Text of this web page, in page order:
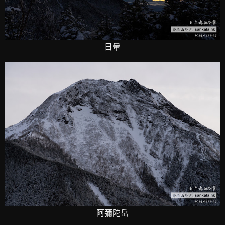
日暈
阿彌陀岳